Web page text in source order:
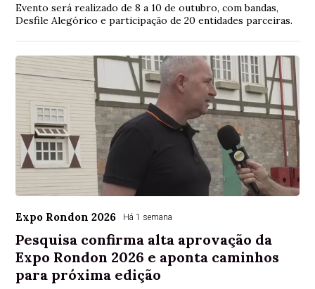
Evento será realizado de 8 a 10 de outubro, com bandas,
Desfile Alegórico e participação de 20 entidades parceiras.
Expo Rondon 2026 Há 1 semana
Pesquisa confirma alta aprovação da
Expo Rondon 2026 e aponta caminhos
para próxima edição